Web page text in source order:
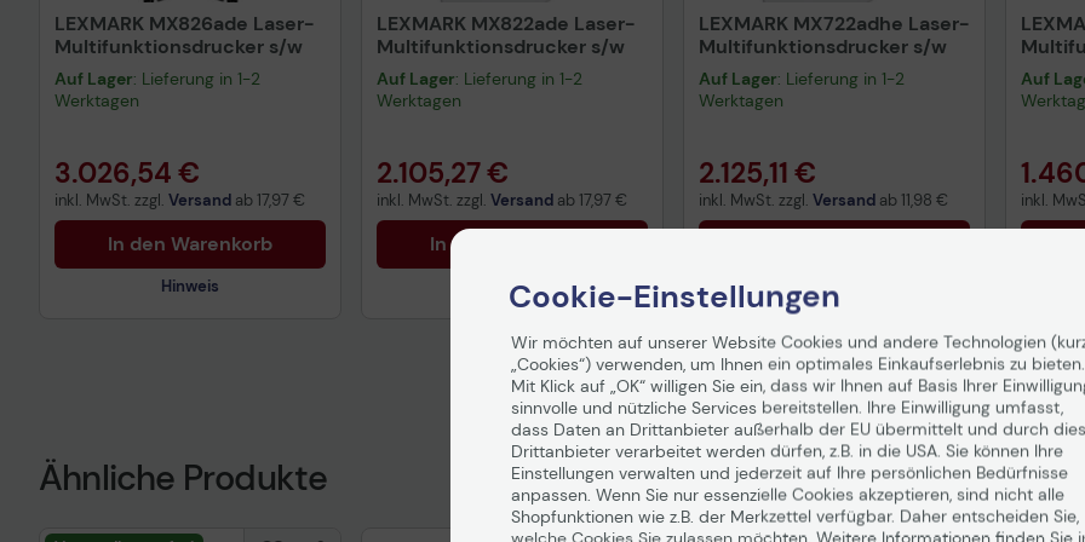
LEXMARK MX826ade Laser-
Multifunktionsdrucker s/w
Auf Lager: Lieferung in 1-2
Werktagen
3.026,54 €
inkl. MwSt. zzgl. Versand ab 17,97 €
In den Warenkorb
Hinweis
Technisches Produktdatenblatt
LEXMARK MX822ade Laser-
Multifunktionsdrucker s/w
Auf Lager: Lieferung in 1-2
Werktagen
2.105,27 €
inkl. MwSt. zzgl. Versand ab 17,97 €
In den Warenkorb
Hinweis
LEXMARK MX722adhe Laser-
Multifunktionsdrucker s/w
Auf Lager: Lieferung in 1-2
Werktagen
2.125,11 €
inkl. MwSt. zzgl. Versand ab 11,98 €
Auf
inkl.
Ähnliche Produkte
Cookie-Einstellungen
Wir möchten auf unserer Website Cookies und andere Technologien
„Cookies“) verwenden, um Ihnen ein optimales Einkaufserlebnis zu bieten.
Mit Klick auf „OK“ willigen Sie ein, dass wir Ihnen auf Basis Ihrer
sinnvolle und nützliche Services bereitstellen. Ihre Einwilligung umfasst,
dass Daten an Drittanbieter außerhalb der EU übermittelt und durch
Drittanbieter verarbeitet werden dürfen, z.B. in die USA. Sie können Ihre
Einstellungen verwalten und jederzeit auf Ihre persönlichen Bedürfnisse
anpassen. Wenn Sie nur essenzielle Cookies akzeptieren, sind nicht alle
Shopfunktionen wie z.B. der Merkzettel verfügbar. Daher entscheiden Sie,